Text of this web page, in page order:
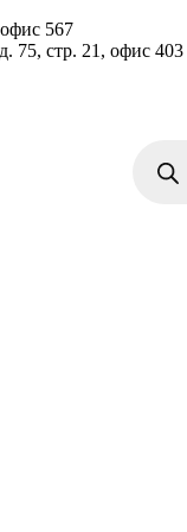
567
75, стр. 21, офис 403